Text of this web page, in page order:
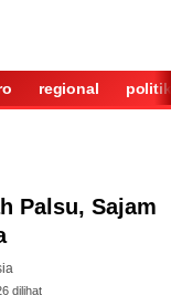
regional politik
Palsu, Sajam
dilihat